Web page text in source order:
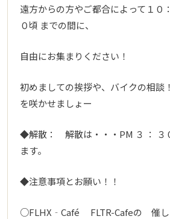
遠方からの方やご都合によって１０
０頃 までの間に、
自由にお集まりください！
初めましての挨拶や、バイクの相談
を咲かせましょー
◆解散： 解散は・・・PM ３ ： ３
ます。
◆注意事項とお願い！！
○FLHX‐Café FLTR-Cafeの 催し